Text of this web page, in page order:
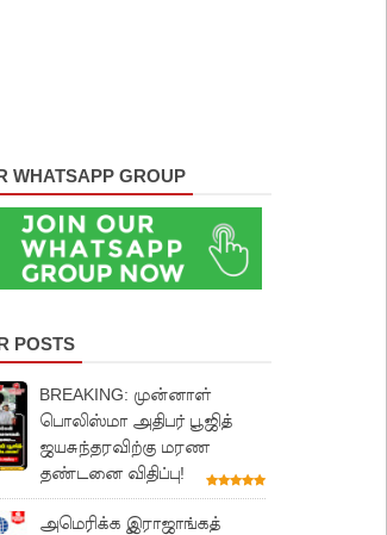
WHATSAPP GROUP
POSTS
BREAKING: முன்னாள்
பொலிஸ்மா அதிபர் பூஜித்
ஜயசுந்தரவிற்கு மரண
தண்டனை விதிப்பு!
அமெரிக்க இராஜாங்கத்